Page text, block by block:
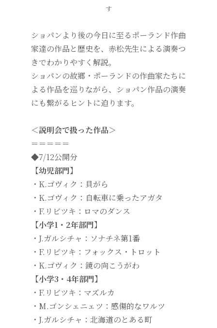
す
ショパンより後の今日に至るポーランド作曲
家達の作品と歴史を、赤松先生による演奏つ
きでわかりやすく解説。
ショパンの故郷・ポーランドの作曲家たちに
よる作品を巡りながら、ショパン作品の演奏
にも繋がるヒントに迫ります。
＜説明会で扱った作品＞
＝＝＝＝＝
◆7/12公開分
【幼児部門】
・K.ゴヴィク：貝がら
・K.ゴヴィク：自転車に乗ったアガタ
・F.リビツキ：ロマのダンス
【小学1・2年部門】
・J.ガルシチャ：ソナチネ第1番
・F.リビツキ：フォックス・トロット
・K.ゴヴィク：鏡の向こうがわ
【小学3・4年部門】
・F.リビツキ：マズルカ
・M.ゴンシェニェツ：感傷的なワルツ
・J.ガルシチャ：北海道のとある町